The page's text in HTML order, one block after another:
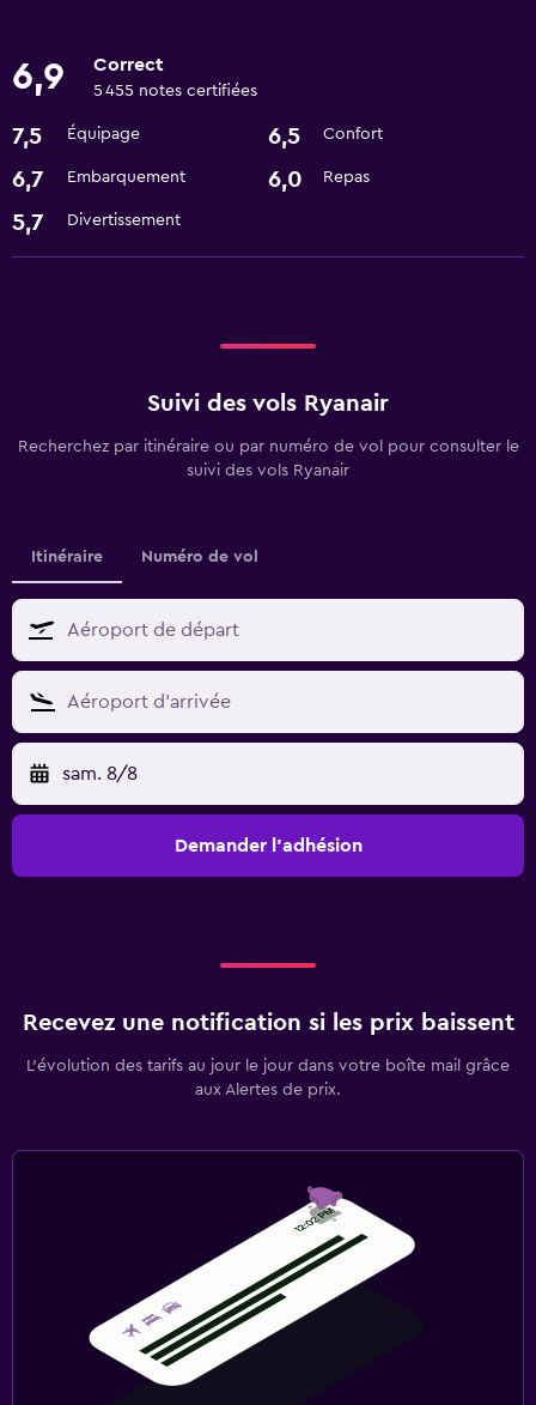
6,9 Correct
5 455 notes certifiées
7,5 Équipage 6,5 Confort
6,7 Embarquement 6,0 Repas
5,7 Divertissement
Suivi des vols Ryanair
Recherchez par itinéraire ou par numéro de vol pour consulter le
suivi des vols Ryanair
Itinéraire Numéro de vol
sam. 8/8
Demander l’adhésion
Recevez une notification si les prix baissent
L’évolution des tarifs au jour le jour dans votre boîte mail grâce
aux Alertes de prix.